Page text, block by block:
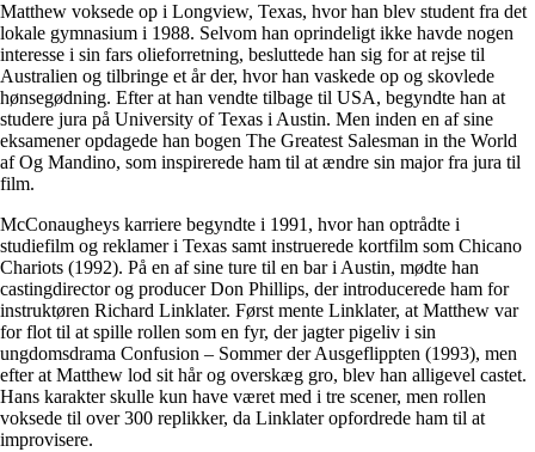
Matthew voksede op i Longview, Texas, hvor han blev student fra det
lokale gymnasium i 1988. Selvom han oprindeligt ikke havde nogen
interesse i sin fars olieforretning, besluttede han sig for at rejse til
Australien og tilbringe et år der, hvor han vaskede op og skovlede
hønsegødning. Efter at han vendte tilbage til USA, begyndte han at
studere jura på University of Texas i Austin. Men inden en af sine
eksamener opdagede han bogen The Greatest Salesman in the World
af Og Mandino, som inspirerede ham til at ændre sin major fra jura til
film.
McConaugheys karriere begyndte i 1991, hvor han optrådte i
studiefilm og reklamer i Texas samt instruerede kortfilm som Chicano
Chariots (1992). På en af sine ture til en bar i Austin, mødte han
castingdirector og producer Don Phillips, der introducerede ham for
instruktøren Richard Linklater. Først mente Linklater, at Matthew var
for flot til at spille rollen som en fyr, der jagter pigeliv i sin
ungdomsdrama Confusion – Sommer der Ausgeflippten (1993), men
efter at Matthew lod sit hår og overskæg gro, blev han alligevel castet.
Hans karakter skulle kun have været med i tre scener, men rollen
voksede til over 300 replikker, da Linklater opfordrede ham til at
improvisere.